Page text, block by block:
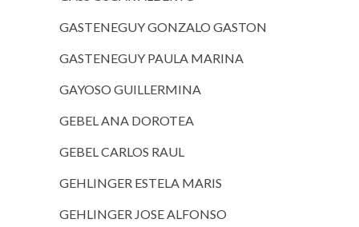
GASTENEGUY GONZALO GASTON
GASTENEGUY PAULA MARINA
GAYOSO GUILLERMINA
GEBEL ANA DOROTEA
GEBEL CARLOS RAUL
GEHLINGER ESTELA MARIS
GEHLINGER JOSE ALFONSO